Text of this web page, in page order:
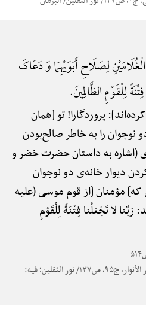
لِصَلَاحِ أَبَوَیْهِمَا وَ دَعَاکَ
لِلْقَوْمِ الظَّالِمِینَ.
کرده‌اند]: پروردگارا! تو [همان
را به خاطر صالح‌بودن
(اشاره به داستان حضرت خضر و
دیوار خانه‌ی دو نوجوان
مؤمنان [از قوم موسی (علیه
رَبَّنا لا تَجْعَلْنا فِتْنَةً لِلْقَوْمِ
تهذیب الأحکام، ج۳، ص۹۶/ بحار الأنوار، ج۹۵، ص۱۳۷/ نور الثقلین؛ فیه: